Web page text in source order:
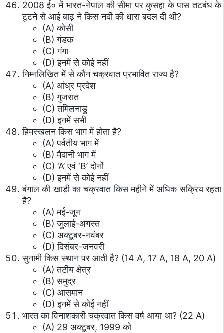
2008 ई० में भारत-नेपाल की सीमा पर कुसहा के पास तटबंध के
टूटने से आई बाढ़ ने किस नदी की धारा बदल दी थी?
(A) कोसी
(B) गंडक
(C) गंगा
(D) इनमें से कोई नहीं
निम्नलिखित में से कौन चक्रवात प्रभावित राज्य है?
(A) आंध्र प्रदेश
(B) गुजरात
(C) तमिलनाडु
(D) इनमें सभी
हिमस्खलन किस भाग में होता है?
(A) पर्वतीय भाग में
(B) मैदानी भाग में
(C) ‘A’ एवं ‘B’ दोनों
(D) इनमें से कोई नहीं
बंगाल की खाड़ी का चक्रवात किस महीने में अधिक सक्रिय रहता
है?
(A) मई-जून
(B) जुलाई-अगस्त
(C) अक्टूबर-नवंबर
(D) दिसंबर-जनवरी
सुनामी किस स्थान पर आती है? (14 A, 17 A, 18 A, 20 A)
(A) तटीय क्षेत्र
(B) समुद्र
(C) आसमान
(D) इनमें से कोई नहीं
भारत का विनाशकारी चक्रवात किस वर्ष आया था? (22 A)
(A) 29 अक्टूबर, 1999 को